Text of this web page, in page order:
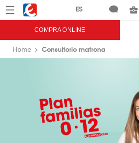
Menú Eroski
COMPRA ONLINE
Home Consultorio matrona